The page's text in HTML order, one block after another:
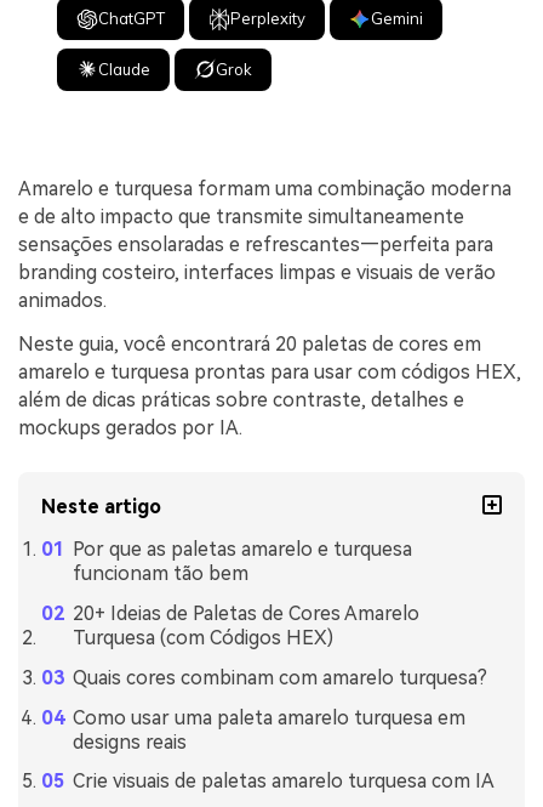
ChatGPT Perplexity Gemini
Claude Grok
Amarelo e turquesa formam uma combinação moderna
e de alto impacto que transmite simultaneamente
sensações ensolaradas e refrescantes—perfeita para
branding costeiro, interfaces limpas e visuais de verão
animados.
Neste guia, você encontrará 20 paletas de cores em
amarelo e turquesa prontas para usar com códigos HEX,
além de dicas práticas sobre contraste, detalhes e
mockups gerados por IA.
Neste artigo
Por que as paletas amarelo e turquesa
funcionam tão bem
20+ Ideias de Paletas de Cores Amarelo
Turquesa (com Códigos HEX)
Quais cores combinam com amarelo turquesa?
Como usar uma paleta amarelo turquesa em
designs reais
Crie visuais de paletas amarelo turquesa com IA